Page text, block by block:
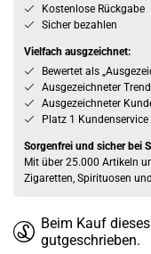
Kostenlose Rückgabe
Sicher bezahlen
Vielfach ausgzeichnet:
Bewertet als
Ausgezeichneter
Ausgezeichneter
Platz 1
Sorgenfrei und sicher bei
Mit über 25.000 Artikeln
Zigaretten, Spirituosen
Beim Kauf
gutgeschrieben.